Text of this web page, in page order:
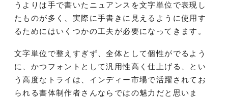
うよりは手で書いたニュアンスを文字単位で表現し
たものが多く、実際に手書きに見えるように使用す
るためにはいくつかの工夫が必要になってきます。
文字単位で整えすぎず、全体として個性がでるよう
に、かつフォントとして汎用性高く仕上げる、とい
う高度なトライは、インディー市場で活躍されてお
られる書体制作者さんならではの魅力だと思いま